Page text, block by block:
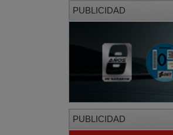
PUBLICIDAD
PUBLICIDAD